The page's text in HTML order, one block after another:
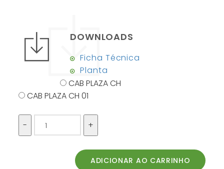
DOWNLOADS
Ficha Técnica
Planta
CAB PLAZA CH
CAB PLAZA CH 01